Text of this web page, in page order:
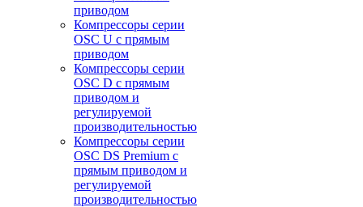
приводом
Компрессоры серии
OSC U с прямым
приводом
Компрессоры серии
OSC D с прямым
приводом и
регулируемой
производительностью
Компрессоры серии
OSC DS Premium с
прямым приводом и
регулируемой
производительностью